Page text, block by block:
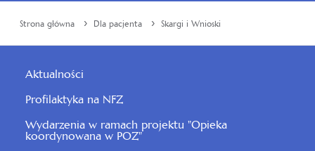
Strona główna › Dla pacjenta › Skargi i Wnioski
Aktualności
Profilaktyka na NFZ
Wydarzenia w ramach projektu "Opieka
koordynowana w POZ"